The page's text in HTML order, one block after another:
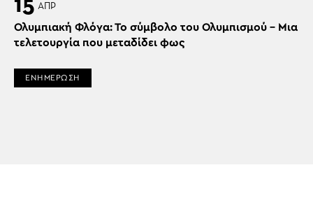
15 ΑΠΡ
Ολυμπιακή Φλόγα: Το σύμβολο του Ολυμπισμού – Μια
τελετουργία που μεταδίδει φως
ΕΝΗΜΕΡΩΣΗ